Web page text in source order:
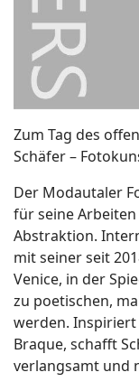
Zum Tag des
Schäfer –
Der Modautaler
für seine
Abstraktion.
mit seiner seit
Venice, in der
zu poetischen,
werden.
Braque, schafft
verlangsamt und